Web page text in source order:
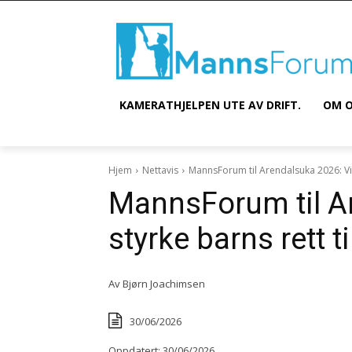
KAMERATHJELPEN UTE AV DRIFT. OM
Hjem Nettavis MannsForum til Arendalsuka 2026:
MannsForum til
styrke barns rett
AvBjørn Joachimsen
30/06/2026